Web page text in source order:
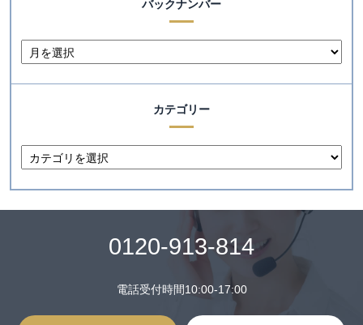
バックナンバー
カテゴリー
0120-913-814
電話受付時間10:00-17:00